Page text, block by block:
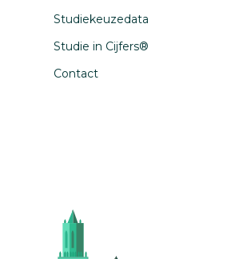
Studiekeuzedata
Studie in Cijfers®
Contact